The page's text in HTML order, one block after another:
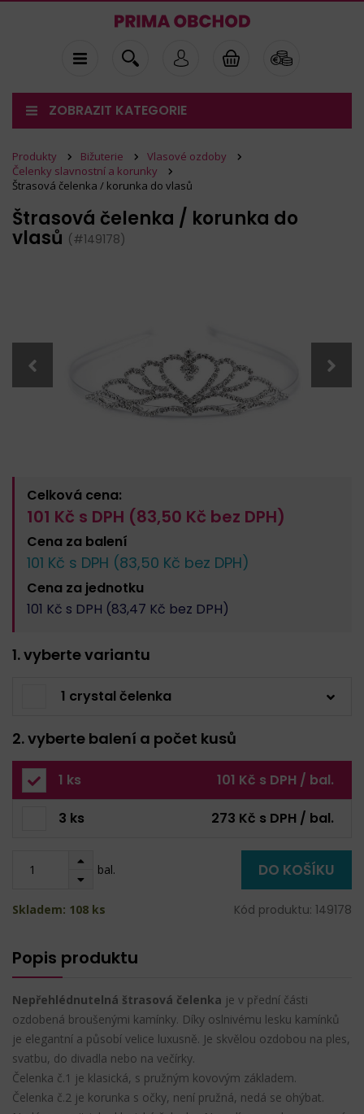
ZOBRAZIT KATEGORIE
Produkty Bižuterie
Vlasové ozdoby
Čelenky slavnostní a korunky
Štrasová čelenka / korunka do vlasů
Štrasová čelenka / korunka do
vlasů (#149178)
Celková cena:
101 Kč s DPH (83,50 Kč bez DPH)
Cena za balení
101 Kč s DPH (83,50 Kč bez DPH)
Cena za jednotku
101 Kč s DPH (83,47 Kč bez DPH)
1. vyberte variantu
1 crystal čelenka
2. vyberte balení a počet kusů
1 ks 101 Kč s DPH / bal.
3 ks 273 Kč s DPH / bal.
bal. DO KOŠÍKU
Skladem: 108 ks Kód produktu: 149178
Popis produktu
Nepřehlédnutelná štrasová čelenka je v přední části
ozdobená broušenými kamínky. Díky oslnivému lesku kamínků
je elegantní a působí velice luxusně. Je skvělou ozdobou na ples,
svatbu, do divadla nebo na večírky.
Čelenka č.1 je klasická, s pružným kovovým základem.
Čelenka č.2 je korunka s očky, není pružná, nedá se ohýbat.